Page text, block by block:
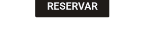
RESERVAR